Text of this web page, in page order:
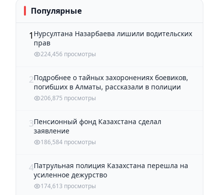
Популярные
1 Нурсултана Назарбаева лишили водительских
прав
224,456 просмотры
2Подробнее о тайных захоронениях боевиков,
погибших в Алматы, рассказали в полиции
206,875 просмотры
3Пенсионный фонд Казахстана сделал
заявление
186,584 просмотры
4Патрульная полиция Казахстана перешла на
усиленное дежурство
174,613 просмотры